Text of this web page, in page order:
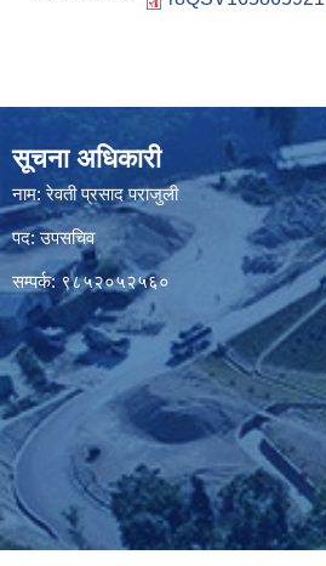
सूचना अधिकारी
नाम: रेवती प्रसाद पराजुली
पद: उपसचिव
सम्पर्क: ९८५२०५२५६०